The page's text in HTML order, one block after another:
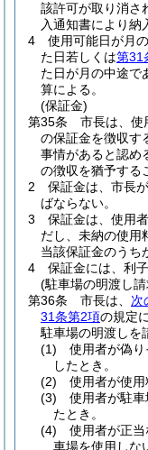
該許可が取り消さ
入通知書により納
4
使用可能日が月
た日若しくは第31
た日が月の中途で
算による。
(保証金)
第35条
市長は、使
の保証金を徴収す
事情があると認め
の徴収を猶予する
2
保証金は、市長
ばならない。
3
保証金は、使用
だし、未納の使用
当該保証金のうち
4
保証金には、利
(駐車場の明渡し
第36条
市長は、 次
31条第2項の規定
駐車場の明渡しを
(1)
使用者が偽
したとき。
(2)
使用者が使用
(3)
使用者が駐
たとき。
(4)
使用者が正
車場を使用しな